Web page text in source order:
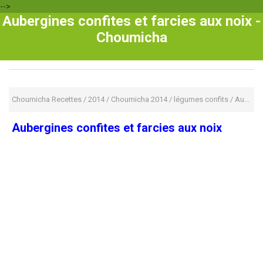
-->
Aubergines confites et farcies aux noix -
Choumicha
Choumicha Recettes / 2014/ Choumicha 2014/ légumes confits / Aubergines confites et farcies aux noix
Aubergines confites et farcies aux noix